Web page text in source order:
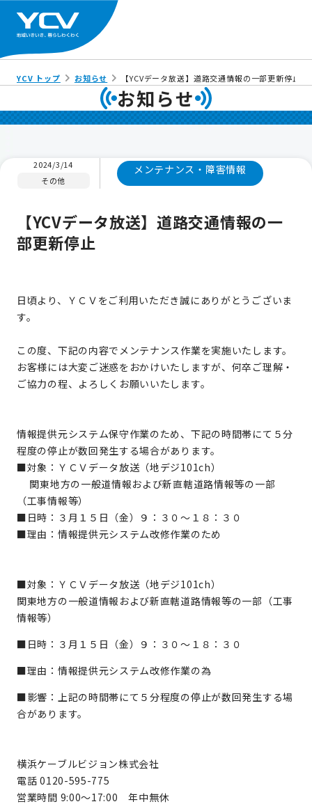
YCV トップ お知らせ 【YCVデータ放送】道路交通情報の一部更新停止
お知らせ
2024/3/14
その他
メンテナンス・障害情報
【YCVデータ放送】道路交通情報の一
部更新停止
日頃より、ＹＣＶをご利用いただき誠にありがとうございま
す。
この度、下記の内容でメンテナンス作業を実施いたします。
お客様には大変ご迷惑をおかけいたしますが、何卒ご理解・
ご協力の程、よろしくお願いいたします。
情報提供元システム保守作業のため、下記の時間帯にて５分
程度の停止が数回発生する場合があります。
■対象：ＹＣＶデータ放送（地デジ101ch）
関東地方の一般道情報および新直轄道路情報等の一部
（工事情報等）
■日時：３月１５日（金）９：３０～１８：３０
■理由：情報提供元システム改修作業のため
■対象：ＹＣＶデータ放送（地デジ101ch）
関東地方の一般道情報および新直轄道路情報等の一部（工事
情報等）
■日時：３月１５日（金）９：３０～１８：３０
■理由：情報提供元システム改修作業の為
■影響：上記の時間帯にて５分程度の停止が数回発生する場
合があります。
横浜ケーブルビジョン株式会社
電話 0120-595-775
営業時間 9:00～17:00 年中無休